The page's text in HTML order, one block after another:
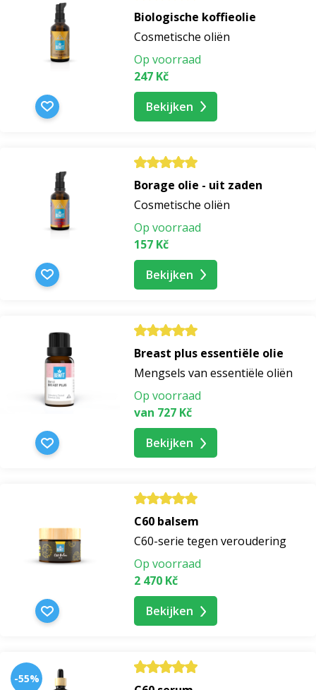
Biologische koffieolie
Cosmetische oliën
Op voorraad
247 Kč
Bekijken
Borage olie - uit zaden
Cosmetische oliën
Op voorraad
157 Kč
Bekijken
Breast plus essentiële olie
Mengsels van essentiële oliën
Op voorraad
van 727 Kč
Bekijken
C60 balsem
C60-serie tegen veroudering
Op voorraad
2 470 Kč
Bekijken
-55%